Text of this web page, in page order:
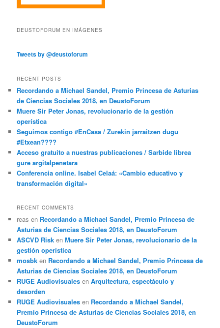
DEUSTOFORUM EN IMÁGENES
Tweets by @deustoforum
RECENT POSTS
Recordando a Michael Sandel, Premio Princesa de Asturias
de Ciencias Sociales 2018, en DeustoForum
Muere Sir Peter Jonas, revolucionario de la gestión
operística
Seguimos contigo #EnCasa / Zurekin jarraitzen dugu
#Etxean????
Acceso gratuito a nuestras publicaciones / Sarbide librea
gure argitalpenetara
Conferencia online. Isabel Celaá: «Cambio educativo y
transformación digital»
RECENT COMMENTS
reas en Recordando a Michael Sandel, Premio Princesa de
Asturias de Ciencias Sociales 2018, en DeustoForum
ASCVD Risk enMuere Sir Peter Jonas, revolucionario de la
gestión operística
mosbk en Recordando a Michael Sandel, Premio Princesa de
Asturias de Ciencias Sociales 2018, en DeustoForum
RUGE Audiovisuales enArquitectura, espectáculo y
desorden
RUGE Audiovisuales en Recordando a Michael Sandel,
Premio Princesa de Asturias de Ciencias Sociales 2018, en
DeustoForum